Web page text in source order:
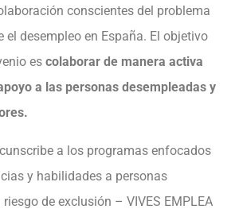
conscientes del problema
el desempleo en España. El objetivo
es colaborar de manera activa
a las personas desempleadas y
a los programas enfocados
y habilidades a personas
de exclusión – VIVES EMPLEA